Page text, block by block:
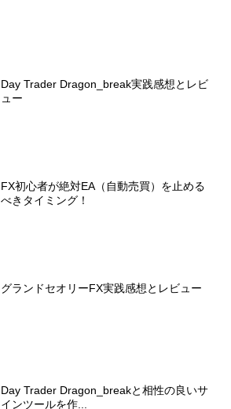
Day Trader Dragon_break実践感想とレビ
ュー
FX初心者が絶対EA（自動売買）を止める
べきタイミング！
グランドセオリーFX実践感想とレビュー
Day Trader Dragon_breakと相性の良いサ
インツールを作...